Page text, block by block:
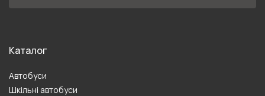
Каталог
Автобуси
Шкільні автобуси